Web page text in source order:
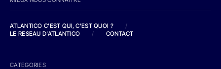
ATLANTICO C'EST QUI, C'EST QUOI ?
/
LE RESEAU D'ATLANTICO
/ CONTACT
CATEGORIES